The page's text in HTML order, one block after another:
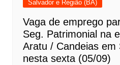
Salvador e Região (BA)
Vaga de emprego
Seg. Patrimonial na
Aratu / Candeias em
nesta sexta (05/09)